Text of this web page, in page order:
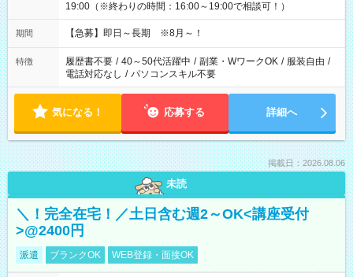
19:00（※終わりの時間：16:00～19:00で相談可！）
期間 【急募】即日～長期 ※8月～！
特徴 履歴書不要 / 40～50代活躍中 / 副業・WワークOK / 服装自由 /
電話対応なし / パソコンスキル不要
気になる！ 応募する 詳細へ
掲載日：2026.08.06
未読
＼！完全在宅！／土日含む週2～OK<講座受付
>@2400円
派遣 ブランクOK WEB登録・面接OK